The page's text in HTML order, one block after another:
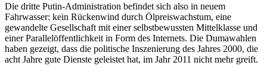
Die dritte Putin-Administration befindet sich also in neuem
Fahrwasser: kein Rückenwind durch Ölpreiswachstum, eine
gewandelte Gesellschaft mit einer selbstbewussten Mittelklasse und
einer Parallelöffentlichkeit in Form des Internets. Die Dumawahlen
haben gezeigt, dass die politische Inszenierung des Jahres 2000, die
acht Jahre gute Dienste geleistet hat, im Jahr 2011 nicht mehr greift.